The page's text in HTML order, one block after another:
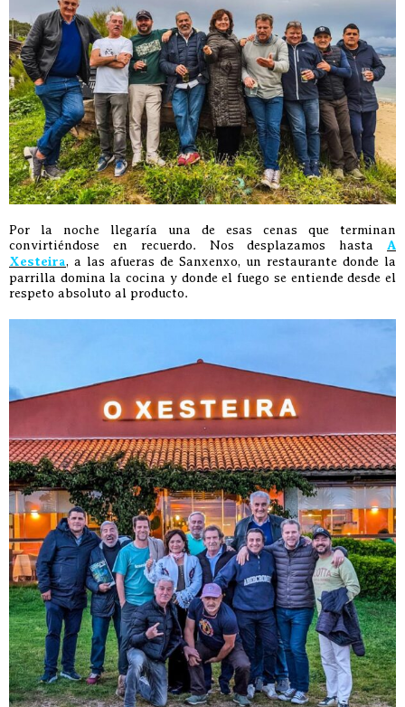
Por la noche llegaría una de esas cenas que terminan
convirtiéndose en recuerdo. Nos desplazamos hasta A
Xesteira, a las afueras de Sanxenxo, un restaurante donde la
parrilla domina la cocina y donde el fuego se entiende desde el
respeto absoluto al producto.